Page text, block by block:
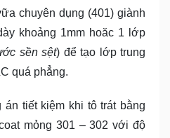
chuyên dụng (401) giành
khoảng 1mm hoăc 1 lớp
sền sệt) để tạo lớp trung
quá phẳng.
án tiết kiệm khi tô trát bằng
mỏng 301 – 302 với độ